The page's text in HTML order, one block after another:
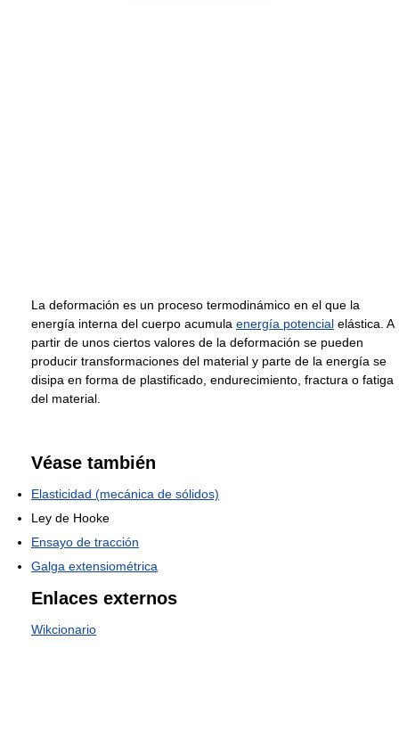
La deformación es un proceso termodinámico en el que la
energía interna del cuerpo acumula energía potencial elástica. A
partir de unos ciertos valores de la deformación se pueden
producir transformaciones del material y parte de la energía se
disipa en forma de plastificado, endurecimiento, fractura o fatiga
del material.
Véase también
Elasticidad (mecánica de sólidos)
Ley de Hooke
Ensayo de tracción
Galga extensiométrica
Enlaces externos
Wikcionario